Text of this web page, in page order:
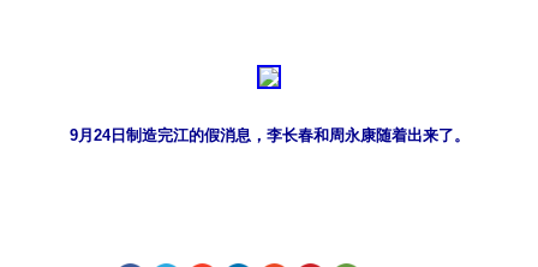
9月24日制造完江的假消息，李长春和周永康随着出来了。